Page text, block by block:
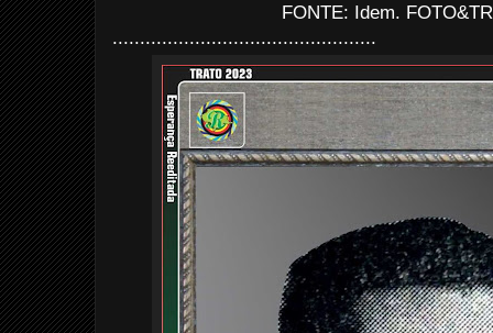
FONTE: Idem.
................................................